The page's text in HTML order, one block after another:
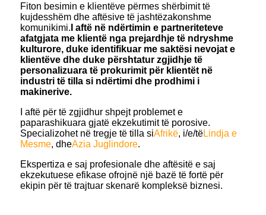
Fiton besimin e klientëve përmes shërbimit të
kujdesshëm dhe aftësive të jashtëzakonshme
komunikimi. I aftë në ndërtimin e partneriteteve
afatgjata me klientë nga prejardhje të ndryshme
kulturore, duke identifikuar me saktësi nevojat e
klientëve dhe duke përshtatur zgjidhje të
personalizuara të prokurimit për klientët në
industri të tilla si ndërtimi dhe prodhimi i
makinerive.
I aftë për të zgjidhur shpejt problemet e
paparashikuara gjatë ekzekutimit të porosive.
Specializohet në tregje të tilla siAfrikë, i/e/tëLindja e
Mesme, dheAzia Juglindore.
Ekspertiza e saj profesionale dhe aftësitë e saj
ekzekutuese efikase ofrojnë një bazë të fortë për
ekipin për të trajtuar skenarë kompleksë biznesi.